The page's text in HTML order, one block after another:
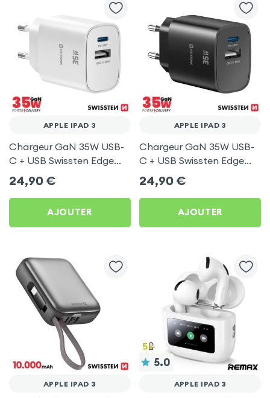
APPLE IPAD 3
Chargeur GaN 35W USB-
C + USB Swissten Edge
Blanc pour Apple iPad 3
24,90 €
AJOUTER
APPLE IPAD 3
Chargeur GaN 35W USB-
C + USB Swissten Edge
Noir pour Apple iPad 3
24,90 €
AJOUTER
APPLE IPAD 3
5.0
APPLE IPAD 3